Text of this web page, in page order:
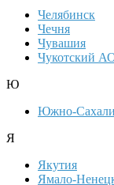
Челябинск
Чечня
Чувашия
Чукотский
Ю
Южно-
Я
Якутия
Ямало-